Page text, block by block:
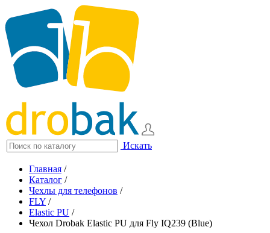
Искать
Главная /
Каталог /
Чехлы для телефонов /
FLY /
Elastic PU /
Чехол Drobak Elastic PU для Fly IQ239 (Blue)